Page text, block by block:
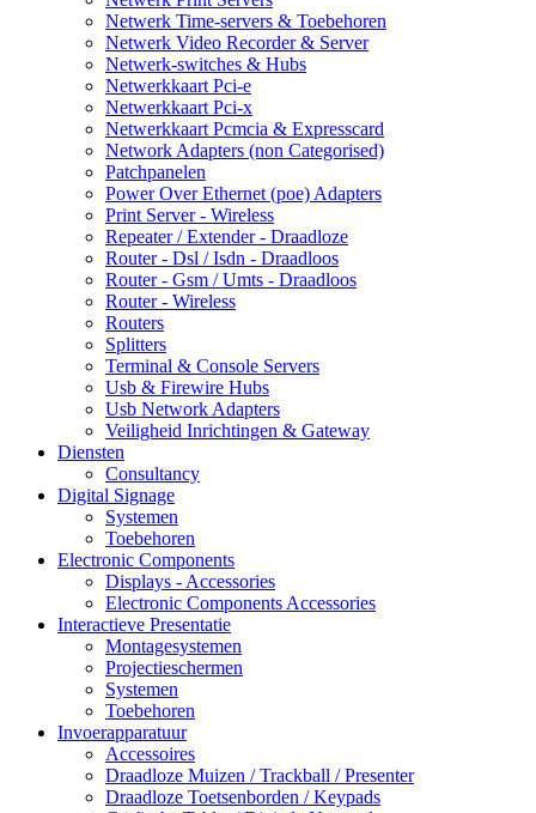
Netwerk Time-servers & Toebehoren
Netwerk Video Recorder & Server
Netwerk-switches & Hubs
Netwerkkaart Pci-e
Netwerkkaart Pci-x
Netwerkkaart Pcmcia & Expresscard
Network Adapters (non Categorised)
Patchpanelen
Power Over Ethernet (poe) Adapters
Print Server - Wireless
Repeater / Extender - Draadloze
Router - Dsl / Isdn - Draadloos
Router - Gsm / Umts - Draadloos
Router - Wireless
Routers
Splitters
Terminal & Console Servers
Usb & Firewire Hubs
Usb Network Adapters
Veiligheid Inrichtingen & Gateway
Diensten
Consultancy
Digital Signage
Systemen
Toebehoren
Electronic Components
Displays - Accessories
Electronic Components Accessories
Interactieve Presentatie
Montagesystemen
Projectieschermen
Systemen
Toebehoren
Invoerapparatuur
Accessoires
Draadloze Muizen / Trackball / Presenter
Draadloze Toetsenborden / Keypads